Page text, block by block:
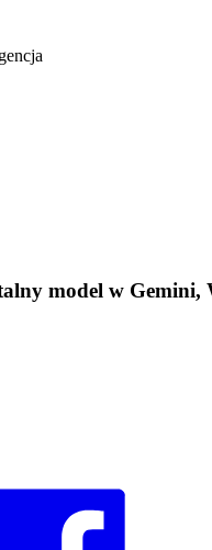
model w Gemini,